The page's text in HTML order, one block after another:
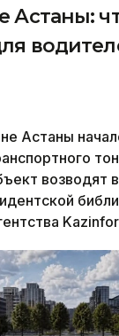
Астаны:
Астаны
возводят